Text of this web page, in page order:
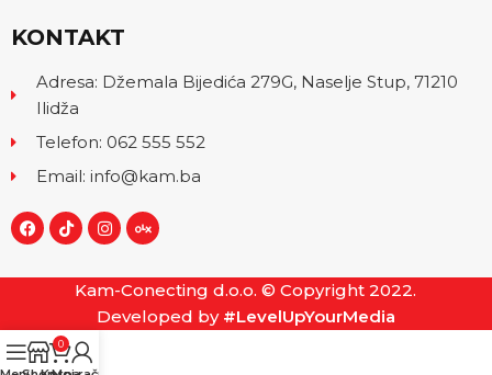
KONTAKT
Adresa: Džemala Bijedića 279G, Naselje Stup, 71210
Ilidža
Telefon: 062 555 552
Email: info@kam.ba
Kam-Conecting d.o.o. © Copyright 2022.
Developed by #LevelUpYourMedia
0